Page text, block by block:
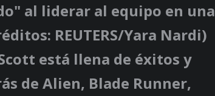
al liderar al equipo en una
REUTERS/Yara Nardi)
está llena de éxitos y
de Alien, Blade Runner,